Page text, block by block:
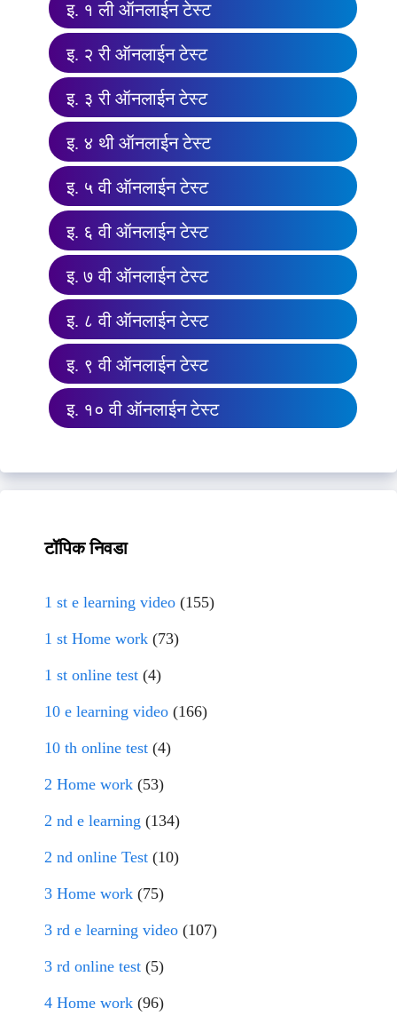
इ. १ ली ऑनलाईन टेस्ट
इ. २ री ऑनलाईन टेस्ट
इ. ३ री ऑनलाईन टेस्ट
इ. ४ थी ऑनलाईन टेस्ट
इ. ५ वी ऑनलाईन टेस्ट
इ. ६ वी ऑनलाईन टेस्ट
इ. ७ वी ऑनलाईन टेस्ट
इ. ८ वी ऑनलाईन टेस्ट
इ. ९ वी ऑनलाईन टेस्ट
इ. १० वी ऑनलाईन टेस्ट
टॉपिक निवडा
1 st e learning video (155)
1 st Home work (73)
1 st online test (4)
10 e learning video (166)
10 th online test (4)
2 Home work (53)
2 nd e learning (134)
2 nd online Test (10)
3 Home work (75)
3 rd e learning video (107)
3 rd online test (5)
4 Home work (96)